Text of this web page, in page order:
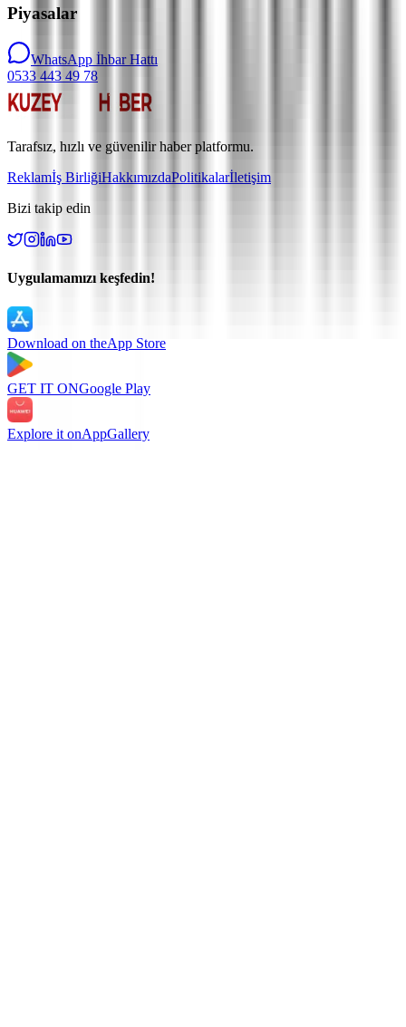
Piyasalar
WhatsApp İhbar Hattı
0533 443 49 78
Tarafsız, hızlı ve güvenilir haber platformu.
Reklamİş BirliğiHakkımızdaPolitikalarİletişim
Bizi takip edin
Uygulamamızı keşfedin!
Download on theApp Store
GET IT ONGoogle Play
Explore it onAppGallery